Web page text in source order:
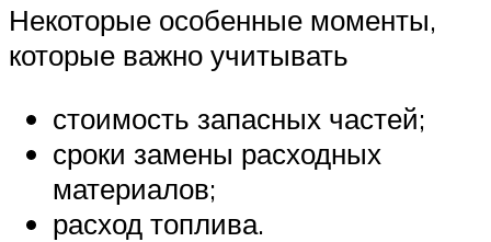
Некоторые особенные моменты,
которые важно учитывать
стоимость запасных частей;
сроки замены расходных
материалов;
расход топлива.